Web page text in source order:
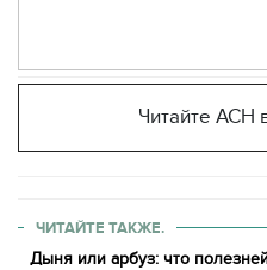
Читайте АСН
ЧИТАЙТЕ ТАКЖЕ.
Дыня или арбуз: что